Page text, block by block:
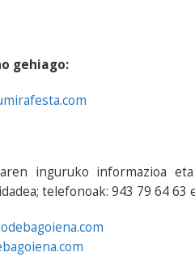
gehiago:
inguruko informazioa
telefonoak: 943 79 64 63